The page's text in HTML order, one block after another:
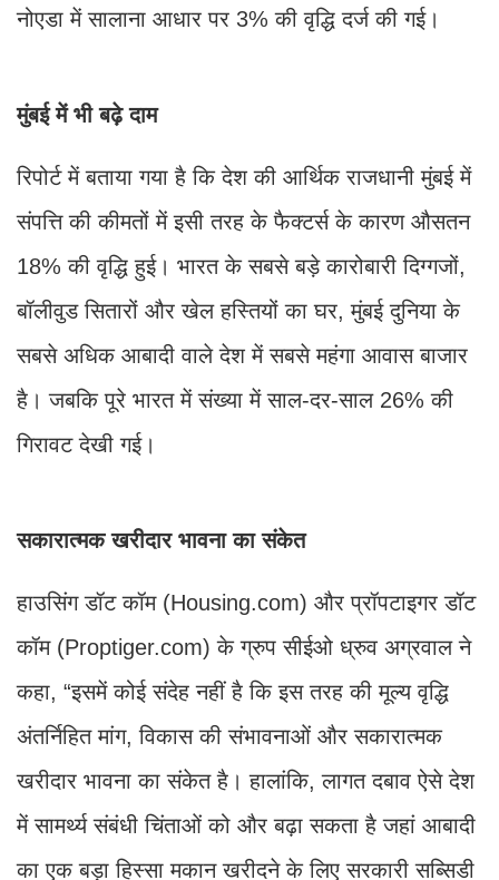
नोएडा में सालाना आधार पर 3% की वृद्धि दर्ज की गई।
मुंबई में भी बढ़े दाम
रिपोर्ट में बताया गया है कि देश की आर्थिक राजधानी मुंबई में
संपत्ति की कीमतों में इसी तरह के फैक्टर्स के कारण औसतन
18% की वृद्धि हुई। भारत के सबसे बड़े कारोबारी दिग्गजों,
बॉलीवुड सितारों और खेल हस्तियों का घर, मुंबई दुनिया के
सबसे अधिक आबादी वाले देश में सबसे महंगा आवास बाजार
है। जबकि पूरे भारत में संख्या में साल-दर-साल 26% की
गिरावट देखी गई।
सकारात्मक खरीदार भावना का संकेत
हाउसिंग डॉट कॉम (Housing.com) और प्रॉपटाइगर डॉट
कॉम (Proptiger.com) के ग्रुप सीईओ ध्रुव अग्रवाल ने
कहा, “इसमें कोई संदेह नहीं है कि इस तरह की मूल्य वृद्धि
अंतर्निहित मांग, विकास की संभावनाओं और सकारात्मक
खरीदार भावना का संकेत है। हालांकि, लागत दबाव ऐसे देश
में सामर्थ्य संबंधी चिंताओं को और बढ़ा सकता है जहां आबादी
का एक बड़ा हिस्सा मकान खरीदने के लिए सरकारी सब्सिडी